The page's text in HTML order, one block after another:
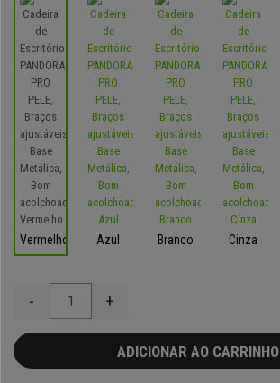
Vermelho Azul Branco Cinza
- +
ADICIONAR AO CARRINHO